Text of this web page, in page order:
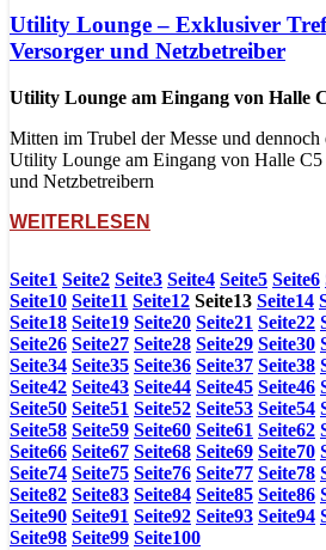
Utility Lounge – Exklusiver
Versorger und Netzbetreiber
Utility Lounge am Eingang von Halle
Mitten im Trubel der Messe und
Utility Lounge am Eingang von Halle C5
und Netzbetreibern
WEITERLESEN
Seite1 Seite2 Seite3 Seite4 Seite5 Seite6
Seite10 Seite11 Seite12 Seite13 Seite14
Seite18 Seite19 Seite20 Seite21 Seite22
Seite26 Seite27 Seite28 Seite29 Seite30
Seite34 Seite35 Seite36 Seite37 Seite38
Seite42 Seite43 Seite44 Seite45 Seite46
Seite50 Seite51 Seite52 Seite53 Seite54
Seite58 Seite59 Seite60 Seite61 Seite62
Seite66 Seite67 Seite68 Seite69 Seite70
Seite74 Seite75 Seite76 Seite77 Seite78
Seite82 Seite83 Seite84 Seite85 Seite86
Seite90 Seite91 Seite92 Seite93 Seite94
Seite98 Seite99 Seite100